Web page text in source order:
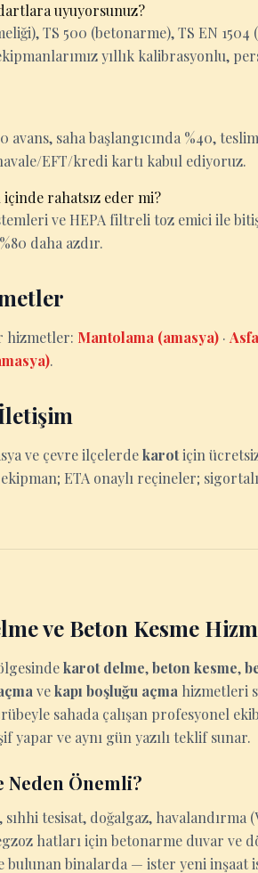
uyuyorsunuz?
TS 500 (betonarme), TS EN 1504
yıllık kalibrasyonlu,
avans, saha başlangıcında %40,
EFT/kredi kartı kabul ediyoruz.
rahatsız eder mi?
ve HEPA filtreli toz emici ile
daha azdır.
hizmetler: Mantolama (amasya) ·
.
ve çevre ilçelerdekarotiçin
ETA onaylı reçineler;
ve Beton Kesme
karot delme,beton kesme,
vekapı boşluğu açma hizmetleri
sahada çalışan profesyonel
yapar ve aynı gün yazılı teklif sunar.
Neden Önemli?
tesisat, doğalgaz, havalandırma
hatları için betonarme duvar ve
bulunan binalarda — ister yeni